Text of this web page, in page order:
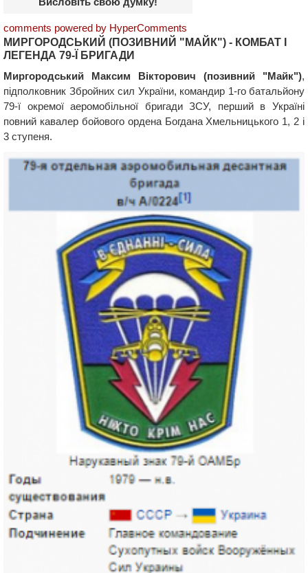
comments powered by HyperComments
МИРГОРОДСЬКИЙ (ПОЗИВНИЙ "МАЙК") - КОМБАТ І
ЛЕГЕНДА 79-Ї БРИГАДИ
Миргородський Максим Вікторович (позивний "Майк"),
підполковник Збройних сил України, командир 1-го батальйону
79-ї окремої аеромобільної бригади ЗСУ, перший в Україні
повний кавалер бойового ордена Богдана Хмельницького 1, 2 і
3 ступеня.